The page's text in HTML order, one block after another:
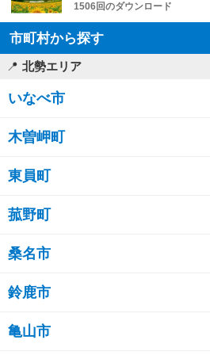
1506回のダウンロード
市町村から探す
北勢エリア
いなべ市
木曽岬町
東員町
菰野町
桑名市
鈴鹿市
亀山市